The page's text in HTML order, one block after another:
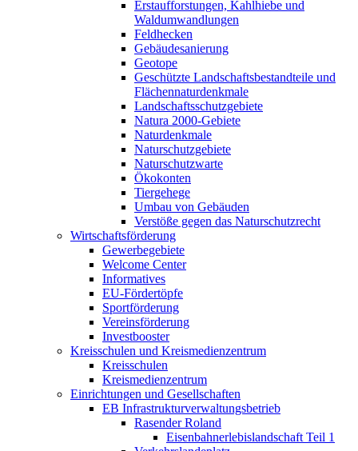
Erstaufforstungen, Kahlhiebe und
Waldumwandlungen
Feldhecken
Gebäudesanierung
Geotope
Geschützte Landschaftsbestandteile und
Flächennaturdenkmale
Landschaftsschutzgebiete
Natura 2000-Gebiete
Naturdenkmale
Naturschutzgebiete
Naturschutzwarte
Ökokonten
Tiergehege
Umbau von Gebäuden
Verstöße gegen das Naturschutzrecht
Wirtschaftsförderung
Gewerbegebiete
Welcome Center
Informatives
EU-Fördertöpfe
Sportförderung
Vereinsförderung
Investbooster
Kreisschulen und Kreismedienzentrum
Kreisschulen
Kreismedienzentrum
Einrichtungen und Gesellschaften
EB Infrastruktur­verwaltungsbetrieb
Rasender Roland
Eisenbahnerlebis­landschaft Teil 1